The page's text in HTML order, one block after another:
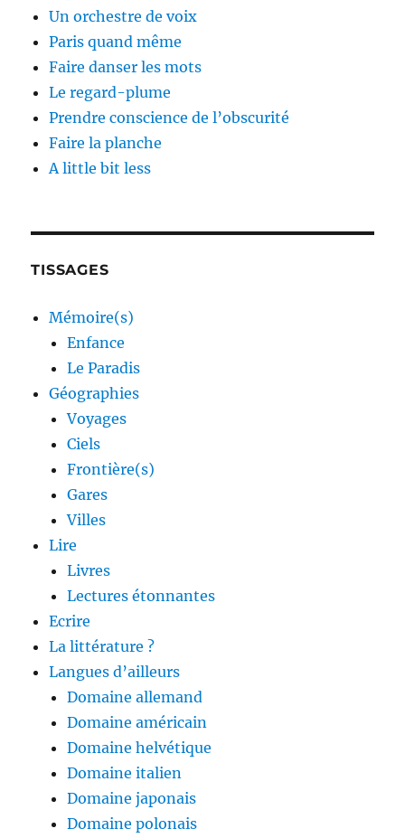
Un orchestre de voix
Paris quand même
Faire danser les mots
Le regard-plume
Prendre conscience de l’obscurité
Faire la planche
A little bit less
TISSAGES
Mémoire(s)
Enfance
Le Paradis
Géographies
Voyages
Ciels
Frontière(s)
Gares
Villes
Lire
Livres
Lectures étonnantes
Ecrire
La littérature ?
Langues d’ailleurs
Domaine allemand
Domaine américain
Domaine helvétique
Domaine italien
Domaine japonais
Domaine polonais